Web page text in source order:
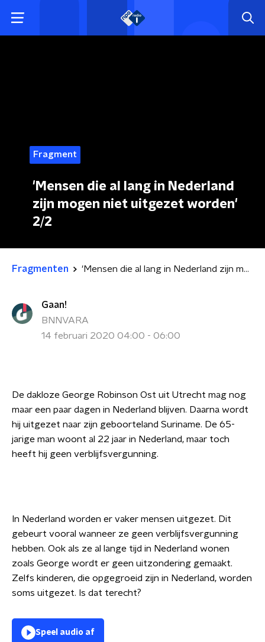
Fragment
'Mensen die al lang in Nederland
zijn mogen niet uitgezet worden'
2/2
Fragmenten 'Mensen die al lang in Nederland zijn mogen niet uitgezet worden' 2/2
Gaan!
BNNVARA
14 februari 2020 04:00 - 06:00
De dakloze George Robinson Ost uit Utrecht mag nog
maar een paar dagen in Nederland blijven. Daarna wordt
hij uitgezet naar zijn geboorteland Suriname. De 65-
jarige man woont al 22 jaar in Nederland, maar toch
heeft hij geen verblijfsvergunning.
In Nederland worden er vaker mensen uitgezet. Dit
gebeurt vooral wanneer ze geen verblijfsvergunning
hebben. Ook als ze al lange tijd in Nederland wonen
zoals George wordt er geen uitzondering gemaakt.
Zelfs kinderen, die opgegroeid zijn in Nederland, worden
soms uitgezet. Is dat terecht?
Speel audio af